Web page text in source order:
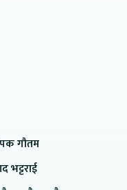
गौतम
भट्टराई